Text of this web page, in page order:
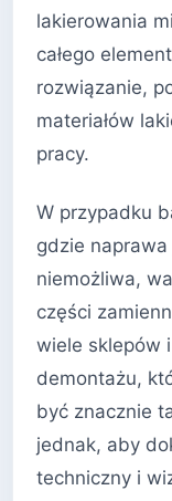
lakierowania
całego
rozwiązanie,
materiałów
pracy.
W przypadku
gdzie naprawa
niemożliwa,
części
wiele sklepów
demontażu,
być znacznie
jednak, aby
techniczny i